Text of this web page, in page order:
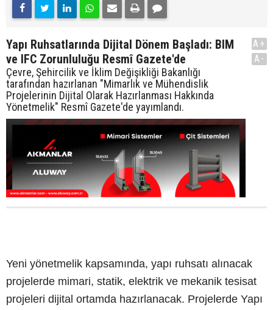
Yapı Ruhsatlarında Dijital Dönem Başladı: BIM
ve IFC Zorunluluğu Resmî Gazete'de
Çevre, Şehircilik ve İklim Değişikliği Bakanlığı
tarafından hazırlanan "Mimarlık ve Mühendislik
Projelerinin Dijital Olarak Hazırlanması Hakkında
Yönetmelik" Resmî Gazete'de yayımlandı.
A+
A-
Yeni yönetmelik kapsamında, yapı ruhsatı alınacak
projelerde mimari, statik, elektrik ve mekanik tesisat
projeleri dijital ortamda hazırlanacak. Projelerde Yapı